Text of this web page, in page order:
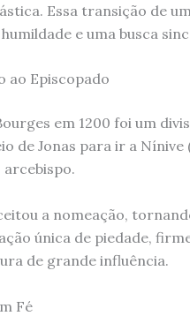
Essa transição de
e uma busca
ao Episcopado
em 1200 foi um
de Jonas para ir a Nínive
arcebispo.
a nomeação,
única de piedade,
de grande influência.
Fé